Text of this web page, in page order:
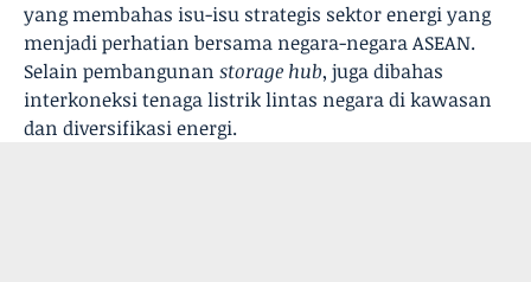
yang membahas isu-isu strategis sektor energi yang
menjadi perhatian bersama negara-negara ASEAN.
Selain pembangunan storage hub, juga dibahas
interkoneksi tenaga listrik lintas negara di kawasan
dan diversifikasi energi.